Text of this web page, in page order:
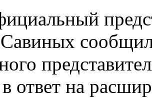
ответ на